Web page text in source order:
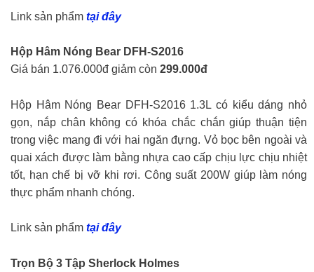
Link sản phẩm tại đây
Hộp Hâm Nóng Bear DFH-S2016
Giá bán 1.076.000đ giảm còn 299.000đ
Hộp Hâm Nóng Bear DFH-S2016 1.3L có kiểu dáng nhỏ
gọn, nắp chân không có khóa chắc chắn giúp thuận tiện
trong việc mang đi với hai ngăn đựng. Vỏ bọc bên ngoài và
quai xách được làm bằng nhựa cao cấp chịu lực chịu nhiệt
tốt, hạn chế bị vỡ khi rơi. Công suất 200W giúp làm nóng
thực phẩm nhanh chóng.
Link sản phẩm tại đây
Trọn Bộ 3 Tập Sherlock Holmes